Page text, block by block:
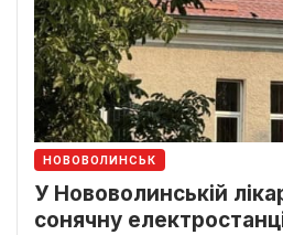
НОВОВОЛИНСЬК
У Нововолинській
сонячну